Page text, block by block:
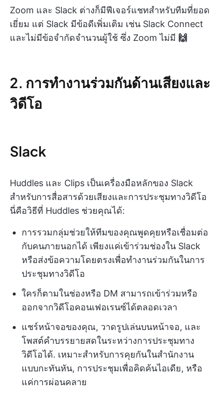
Zoom และ Slack ต่างก็มีฟีเจอร์แชทสำหรับทีมที่ยอด
เยี่ยม แต่ Slack มีข้อดีเพิ่มเติม เช่น Slack Connect
และไม่มีข้อจำกัดจำนวนผู้ใช้ ซึ่ง Zoom ไม่มี 🙌
2. การทำงานร่วมกันด้านเสียงและ
วิดีโอ
Slack
Huddles และ Clips เป็นเครื่องมือหลักของ Slack
สำหรับการสื่อสารด้วยเสียงและการประชุมทางวิดีโอ
นี่คือวิธีที่ Huddles ช่วยคุณได้:
การรวมกลุ่มช่วยให้ทีมของคุณพูดคุยหรือเชื่อมต่อ
กับคนภายนอกได้ เพียงแค่เข้าร่วมช่องใน Slack
หรือส่งข้อความโดยตรงเพื่อทำงานร่วมกันในการ
ประชุมทางวิดีโอ
ใครก็ตามในช่องหรือ DM สามารถเข้าร่วมหรือ
ออกจากวิดีโอคอนเฟอเรนซ์ได้ตลอดเวลา
แชร์หน้าจอของคุณ, วาดรูปเล่นบนหน้าจอ, และ
โพสต์คำบรรยายสดในระหว่างการประชุมทาง
วิดีโอได้. เหมาะสำหรับการคุยกันในสำนักงาน
แบบกะทันหัน, การประชุมเพื่อคิดค้นไอเดีย, หรือ
แค่การผ่อนคลาย